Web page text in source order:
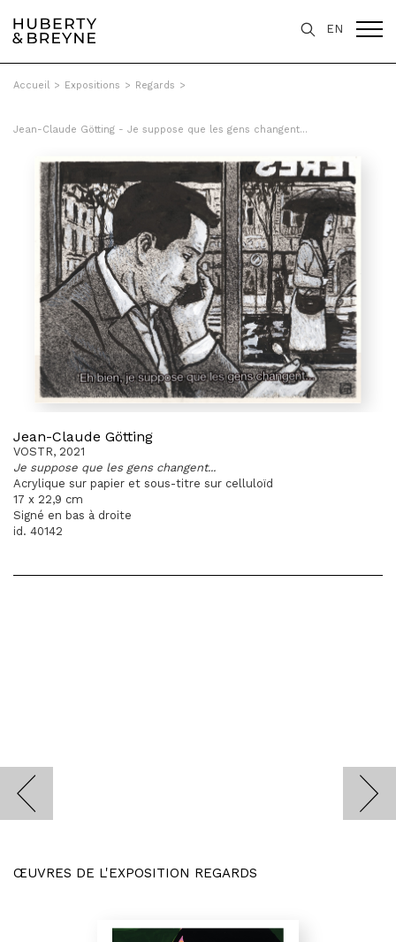
EN
Accueil > Expositions > Regards >
Jean-Claude Götting - Je suppose que les gens changent...
Jean-Claude Götting
VOSTR, 2021
Je suppose que les gens changent...
Acrylique sur papier et sous-titre sur celluloïd
17 x 22,9 cm
Signé en bas à droite
id. 40142
ŒUVRES DE L'EXPOSITION REGARDS